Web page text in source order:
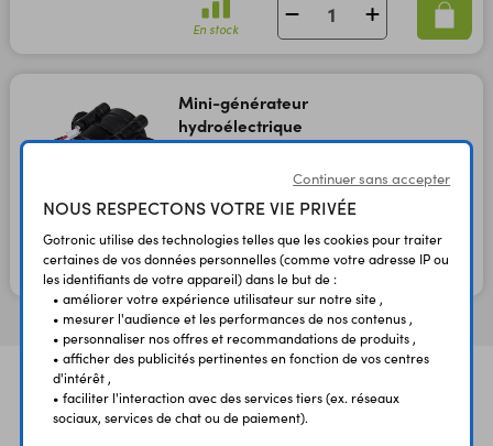
En stock
Mini-générateur
hydroélectrique
Code : 09609
17,50 € TTC 14,58 € HT
En stock
Continuer sans accepter
NOUS RESPECTONS VOTRE VIE PRIVÉE
Gotronic utilise des technologies telles que les cookies pour traiter
certaines de vos données personnelles (comme votre adresse IP ou
les identifiants de votre appareil) dans le but de :
• améliorer votre expérience utilisateur sur notre site ,
• mesurer l'audience et les performances de nos contenus ,
• personnaliser nos offres et recommandations de produits ,
• afficher des publicités pertinentes en fonction de vos centres
d'intérêt ,
• faciliter l'interaction avec des services tiers (ex. réseaux
sociaux, services de chat ou de paiement).